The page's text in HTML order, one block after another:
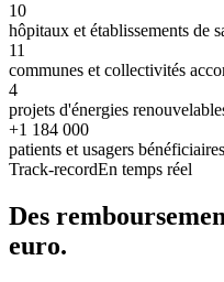
10
hôpitaux et établissements de
11
communes et collectivités
4
projets d'énergies
+1 184 000
patients et usagers bénéficiaires
Track-recordEn temps réel
Des
euro.